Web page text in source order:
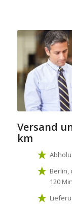
Versand
km
Berlin,
120